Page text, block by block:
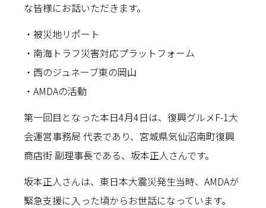
な皆様にお話いただきます。
・被災地リポート
・南海トラフ災害対応プラットフォーム
・西のジュネーブ東の岡山
・AMDAの活動
第一回目となった本日4月4日は、復興グルメF-1大
会運営事務局 代表であり、宮城県気仙沼南町復興
商店街 副理事長である、坂本正人さんです。
坂本正人さんは、東日本大震災発生当時、AMDAが
緊急支援に入った頃からお世話になっています。